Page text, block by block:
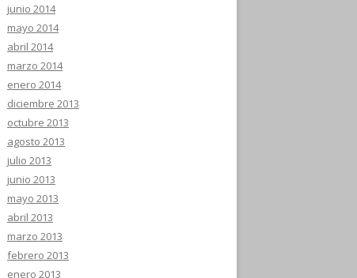
junio 2014
mayo 2014
abril 2014
marzo 2014
enero 2014
diciembre 2013
octubre 2013
agosto 2013
julio 2013
junio 2013
mayo 2013
abril 2013
marzo 2013
febrero 2013
enero 2013